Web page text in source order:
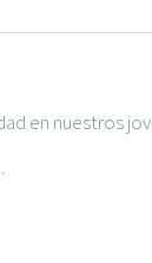
en nuestros